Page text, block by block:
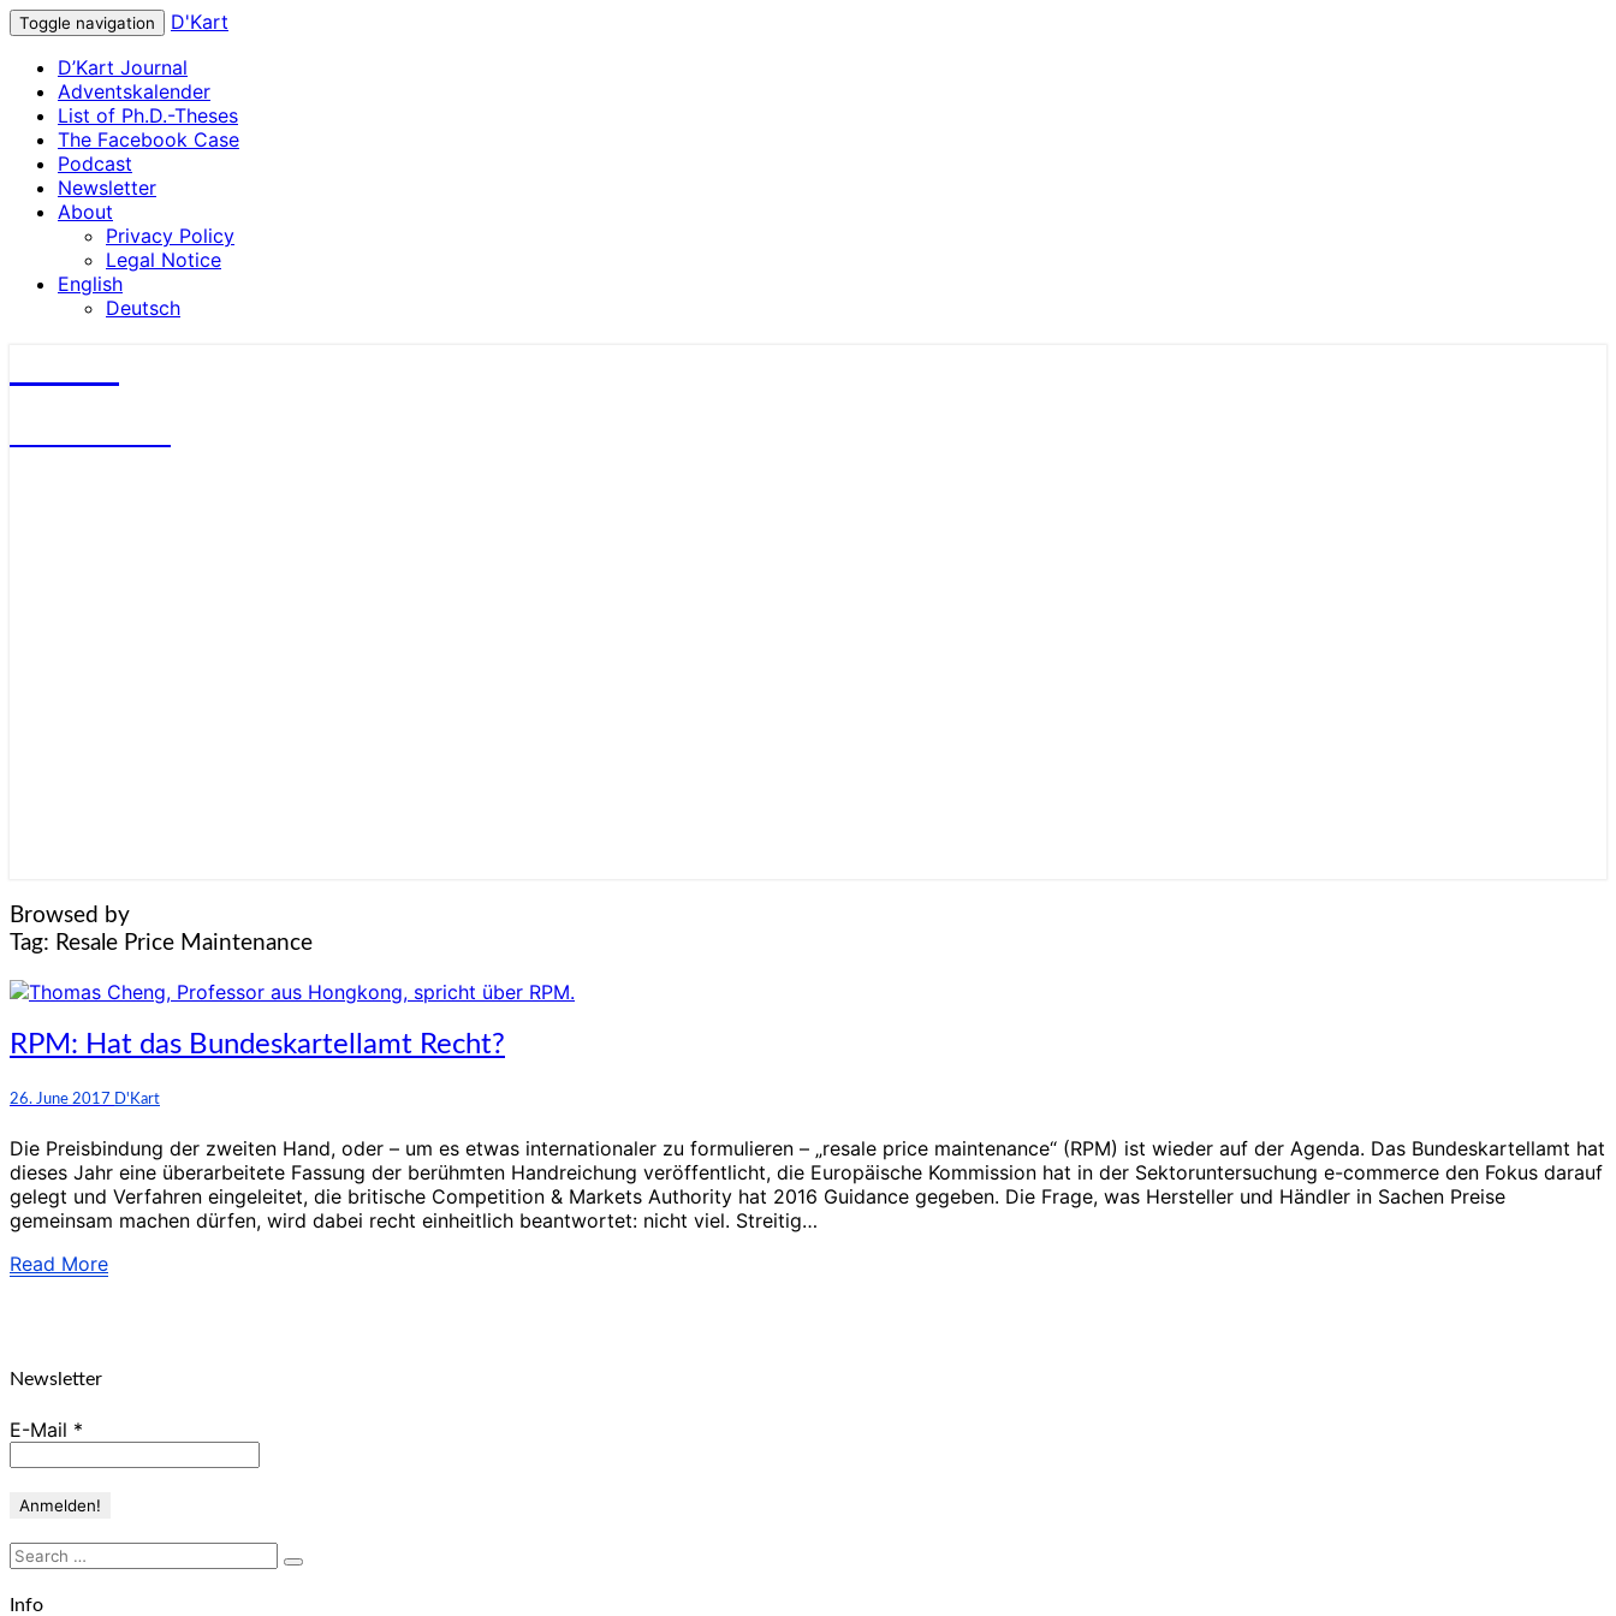
Toggle navigation
D'Kart
D’Kart Journal
Adventskalender
List of Ph.D.-Theses
The Facebook Case
Podcast
Newsletter
About
Privacy Policy
Legal Notice
English
Deutsch
Browsed by
Tag: Resale Price Maintenance
RPM:
Hat
das
Bundeskartellamt
RPM: Hat das Bundeskartellamt Recht?
26. June 2017 D'KartComments
Die Preisbindung der zweiten Hand, oder – um es etwas internationaler zu formulieren – „resale price maintenance“ (RPM) ist wieder auf der Agenda. Das Bundeskartellamt hat
dieses Jahr eine überarbeitete Fassung der berühmten Handreichung veröffentlicht, die Europäische Kommission hat in der Sektoruntersuchung e-commerce den Fokus darauf
gelegt und Verfahren eingeleitet, die britische Competition & Markets Authority hat 2016 Guidance gegeben. Die Frage, was Hersteller und Händler in Sachen Preise
gemeinsam machen dürfen, wird dabei recht einheitlich beantwortet: nicht viel. Streitig…
Read MoreRead
Newsletter
E-Mail *
Search
for:
Search
Info